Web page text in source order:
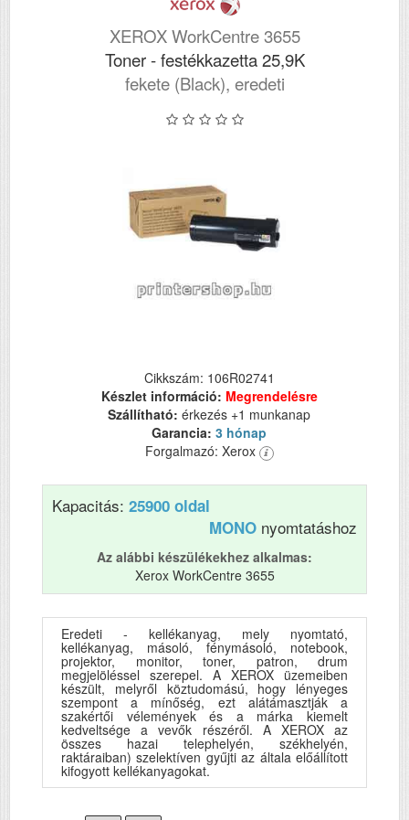
XEROX WorkCentre 3655
Toner - festékkazetta 25,9K
fekete (Black), eredeti
Cikkszám: 106R02741
Készlet információ: Megrendelésre
Szállítható: érkezés +1 munkanap
Garancia: 3 hónap
Forgalmazó: Xerox
Kapacitás: 25900 oldal
MONO nyomtatáshoz
Az alábbi készülékekhez alkalmas:
Xerox WorkCentre 3655
Eredeti - kellékanyag, mely nyomtató,
kellékanyag, másoló, fénymásoló, notebook,
projektor, monitor, toner, patron, drum
megjelöléssel szerepel. A XEROX üzemeiben
készült, melyről köztudomású, hogy lényeges
szempont a mínőség, ezt alátámasztják a
szakértői vélemények és a márka kiemelt
kedveltsége a vevők részéről. A XEROX az
összes hazai telephelyén, székhelyén,
raktáraiban) szelektíven gyűjti az általa előállított
kifogyott kellékanyagokat.